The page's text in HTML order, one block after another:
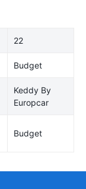
22
Budget
Keddy By
Europcar
Budget